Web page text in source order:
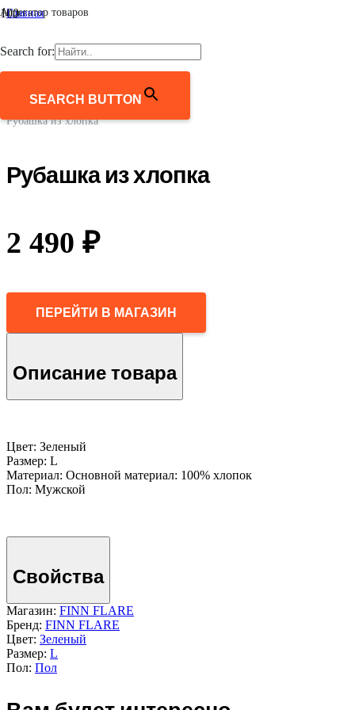
Агрегатор товаров
Search for:
SEARCH BUTTON
Главная
/
Рубашки
Рубашка из хлопка
Рубашка из хлопка
2 490 ₽
ПЕРЕЙТИ В МАГАЗИН
Описание товара
Цвет: Зеленый
Размер: L
Материал: Основной материал: 100% хлопок
Пол: Мужской
Свойства
Магазин: FINN FLARE
Бренд: FINN FLARE
Цвет: Зеленый
Размер: L
Пол: Пол